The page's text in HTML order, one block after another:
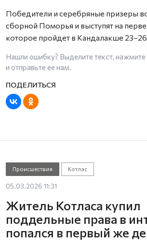
Победители и серебряные призеры
сборной Поморья и выступят на
которое пройдет в Кандалакше
Нашли ошибку? Выделите текст, нажмите
и отправьте ее нам.
Происшествия Котлас
05.03.2026 11:31
Житель Котласа купил
поддельные права в
попался в первый же